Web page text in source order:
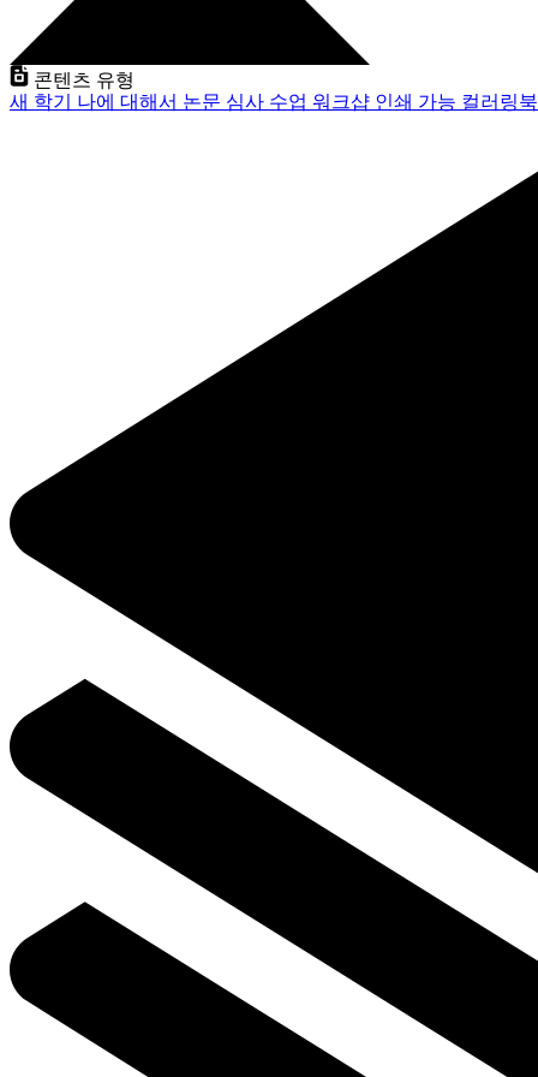
콘텐츠 유형
새 학기 나에 대해서 논문 심사 수업 워크샵 인쇄 가능 컬러링북